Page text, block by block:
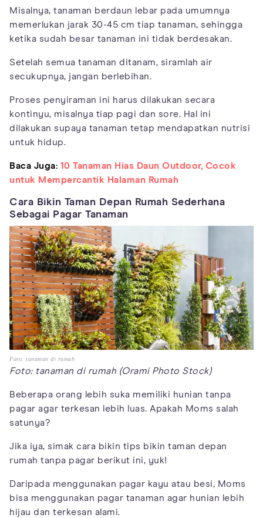
Misalnya, tanaman berdaun lebar pada umumnya
memerlukan jarak 30-45 cm tiap tanaman, sehingga
ketika sudah besar tanaman ini tidak berdesakan.
Setelah semua tanaman ditanam, siramlah air
secukupnya, jangan berlebihan.
Proses penyiraman ini harus dilakukan secara
kontinyu, misalnya tiap pagi dan sore. Hal ini
dilakukan supaya tanaman tetap mendapatkan nutrisi
untuk hidup.
Baca Juga: 10 Tanaman Hias Daun Outdoor, Cocok
untuk Mempercantik Halaman Rumah
Cara Bikin Taman Depan Rumah Sederhana
Sebagai Pagar Tanaman
Foto: tanaman di rumah
Foto: tanaman di rumah (Orami Photo Stock)
Beberapa orang lebih suka memiliki hunian tanpa
pagar agar terkesan lebih luas. Apakah Moms salah
satunya?
Jika iya, simak cara bikin tips bikin taman depan
rumah tanpa pagar berikut ini, yuk!
Daripada menggunakan pagar kayu atau besi, Moms
bisa menggunakan pagar tanaman agar hunian lebih
hijau dan terkesan alami.